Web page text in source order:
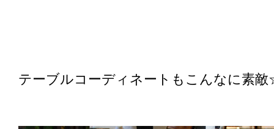
テーブルコーディネートもこんなに素